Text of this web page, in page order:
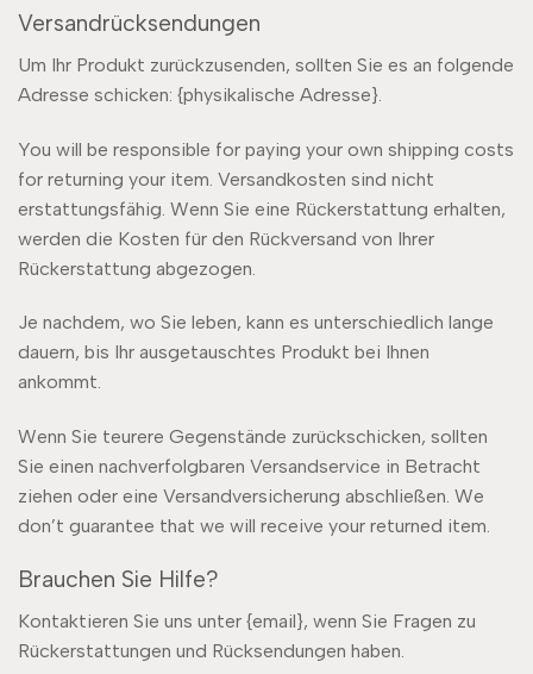
Versandrücksendungen
Um Ihr Produkt zurückzusenden, sollten Sie es an folgende
Adresse schicken: {physikalische Adresse}.
You will be responsible for paying your own shipping costs
for returning your item. Versandkosten sind nicht
erstattungsfähig. Wenn Sie eine Rückerstattung erhalten,
werden die Kosten für den Rückversand von Ihrer
Rückerstattung abgezogen.
Je nachdem, wo Sie leben, kann es unterschiedlich lange
dauern, bis Ihr ausgetauschtes Produkt bei Ihnen
ankommt.
Wenn Sie teurere Gegenstände zurückschicken, sollten
Sie einen nachverfolgbaren Versandservice in Betracht
ziehen oder eine Versandversicherung abschließen. We
don’t guarantee that we will receive your returned item.
Brauchen Sie Hilfe?
Kontaktieren Sie uns unter {email}, wenn Sie Fragen zu
Rückerstattungen und Rücksendungen haben.